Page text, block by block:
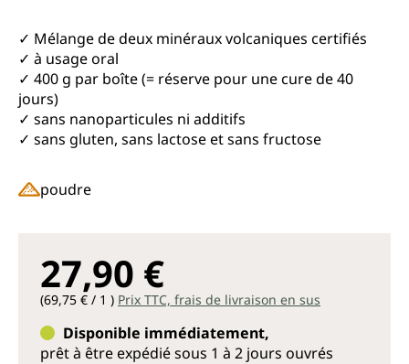
✓ Mélange de deux minéraux volcaniques certifiés
✓ à usage oral
✓ 400 g par boîte (= réserve pour une cure de 40
jours)
✓ sans nanoparticules ni additifs
✓ sans gluten, sans lactose et sans fructose
poudre
27,90 €
(69,75 € / 1 ) Prix TTC, frais de livraison en sus
Disponible immédiatement,
prêt à être expédié sous 1 à 2 jours ouvrés